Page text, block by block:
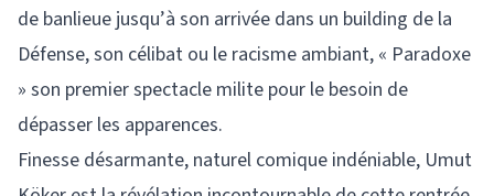
de banlieue jusqu’à son arrivée dans un building de la
Défense, son célibat ou le racisme ambiant, « Paradoxe
» son premier spectacle milite pour le besoin de
dépasser les apparences.
Finesse désarmante, naturel comique indéniable, Umut